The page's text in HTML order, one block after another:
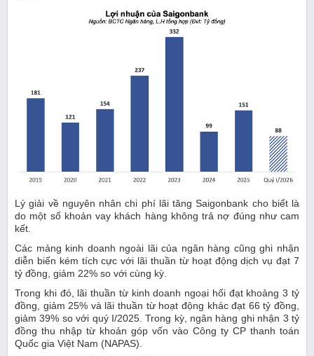
Lý giải về nguyên nhân chi phí lãi tăng Saigonbank cho biết là
do một số khoản vay khách hàng không trả nợ đúng như cam
kết.
Các mảng kinh doanh ngoài lãi của ngân hàng cũng ghi nhận
diễn biến kém tích cực với lãi thuần từ hoạt động dịch vụ đạt 7
tỷ đồng, giảm 22% so với cùng kỳ.
Trong khi đó, lãi thuần từ kinh doanh ngoại hối đạt khoảng 3 tỷ
đồng, giảm 25% và lãi thuần từ hoạt động khác đạt 66 tỷ đồng,
giảm 39% so với quý I/2025. Trong kỳ, ngân hàng ghi nhận 3 tỷ
đồng thu nhập từ khoản góp vốn vào Công ty CP thanh toán
Quốc gia Việt Nam (NAPAS).